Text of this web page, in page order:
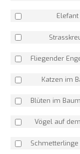
Elefant
Fliegender
Katzen im
Blüten im
Vögel auf